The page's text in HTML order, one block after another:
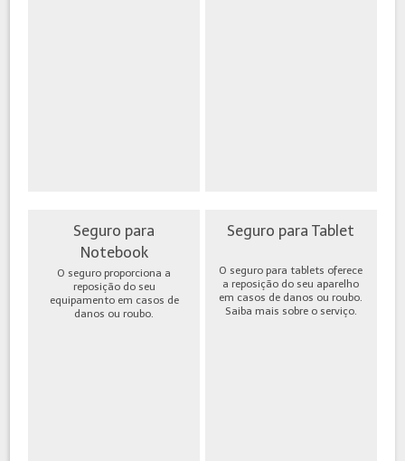
Seguro para
Notebook
O seguro proporciona a
reposição do seu
equipamento em casos de
danos ou roubo.
Seguro para Tablet
O seguro para tablets oferece
a reposição do seu aparelho
em casos de danos ou roubo.
Saiba mais sobre o serviço.